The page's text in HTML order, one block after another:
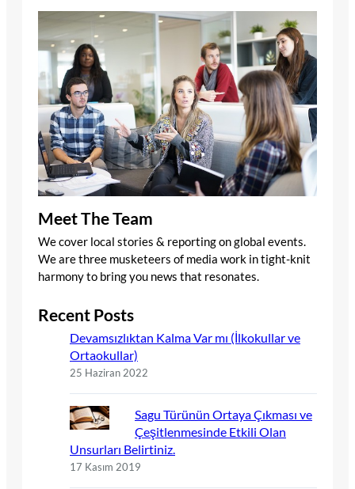
Meet The Team
We cover local stories & reporting on global events.
We are three musketeers of media work in tight-knit
harmony to bring you news that resonates.
Recent Posts
Devamsızlıktan Kalma Var mı (İlkokullar ve
Ortaokullar)
25 Haziran 2022
Sagu Türünün Ortaya Çıkması ve
Çeşitlenmesinde Etkili Olan
Unsurları Belirtiniz.
17 Kasım 2019